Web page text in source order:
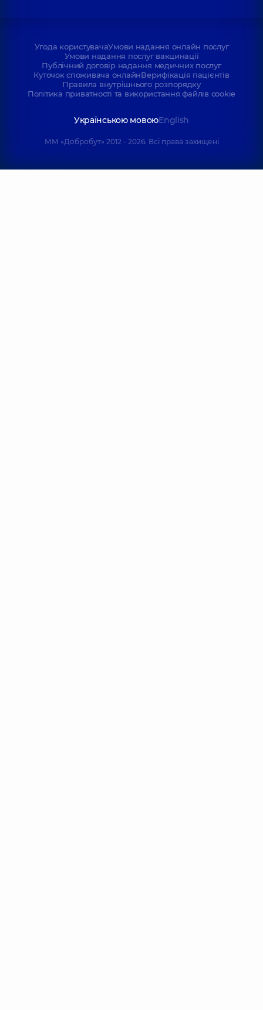
Угода користувачаУмови надання онлайн послуг
Умови надання послуг вакцинації
Публічний договір надання медичних послуг
Куточок споживача онлайнВерифікація пацієнтів
Правила внутрішнього розпорядку
Політика приватності та використання файлів cookie
Українською мовоюEnglish
ММ «Добробут» 2012 - 2026. Всі права захищені